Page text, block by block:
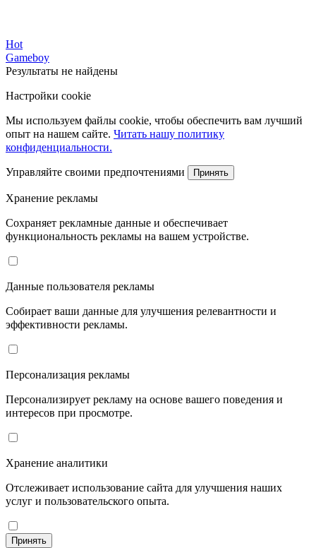
Hot
Gameboy
Результаты не найдены
Настройки cookie
Мы используем файлы cookie, чтобы обеспечить вам лучший
опыт на нашем сайте. Читать нашу политику
конфиденциальности.
Управляйте своими предпочтениями Принять
Хранение рекламы
Сохраняет рекламные данные и обеспечивает
функциональность рекламы на вашем устройстве.
Данные пользователя рекламы
Собирает ваши данные для улучшения релевантности и
эффективности рекламы.
Персонализация рекламы
Персонализирует рекламу на основе вашего поведения и
интересов при просмотре.
Хранение аналитики
Отслеживает использование сайта для улучшения наших
услуг и пользовательского опыта.
Принять